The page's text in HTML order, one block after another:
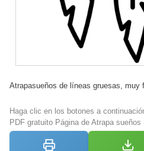
Atrapasueños de líneas gruesas, muy
Haga clic en los botones a
PDF gratuito Página de Atrapa